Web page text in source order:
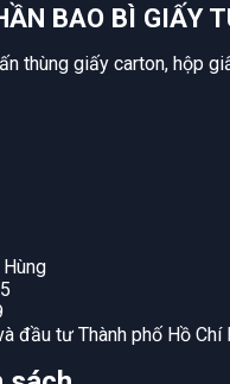
BAO BÌ GIẤY
thùng giấy carton, hộp
đầu tư Thành phố Hồ Chí